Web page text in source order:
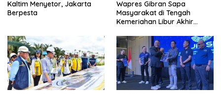
Kaltim Menyetor, Jakarta
Berpesta
Wapres Gibran Sapa
Masyarakat di Tengah
Kemeriahan Libur Akhir